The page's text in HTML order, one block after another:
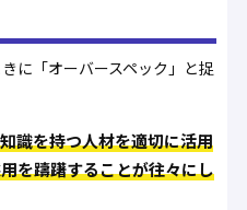
に「オーバースペック」と捉
識を持つ人材を適切に活用
を躊躇することが往々にし